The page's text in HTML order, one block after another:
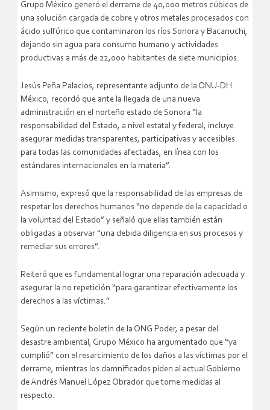
Grupo México generó el derrame de 40,000 metros cúbicos de
una solución cargada de cobre y otros metales procesados con
ácido sulfúrico que contaminaron los ríos Sonora y Bacanuchi,
dejando sin agua para consumo humano y actividades
productivas a más de 22,000 habitantes de siete municipios.
Jesús Peña Palacios, representante adjunto de la ONU-DH
México, recordó que ante la llegada de una nueva
administración en el norteño estado de Sonora “la
responsabilidad del Estado, a nivel estatal y federal, incluye
asegurar medidas transparentes, participativas y accesibles
para todas las comunidades afectadas, en línea con los
estándares internacionales en la materia”.
Asimismo, expresó que la responsabilidad de las empresas de
respetar los derechos humanos “no depende de la capacidad o
la voluntad del Estado” y señaló que ellas también están
obligadas a observar “una debida diligencia en sus procesos y
remediar sus errores”.
Reiteró que es fundamental lograr una reparación adecuada y
asegurar la no repetición “para garantizar efectivamente los
derechos a las víctimas.”
Según un reciente boletín de la ONG Poder, a pesar del
desastre ambiental, Grupo México ha argumentado que “ya
cumplió” con el resarcimiento de los daños a las víctimas por el
derrame, mientras los damnificados piden al actual Gobierno
de Andrés Manuel López Obrador que tome medidas al
respecto.